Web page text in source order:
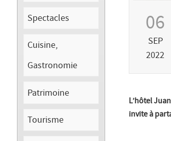
Spectacles
Cuisine,
Gastronomie
Patrimoine
Tourisme
06
SEP
2022
L’hôtel
invite à